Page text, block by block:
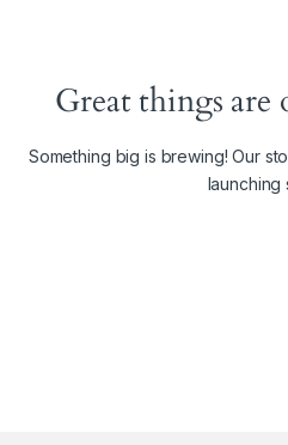
Great things
Something big is brewing! Our
launching